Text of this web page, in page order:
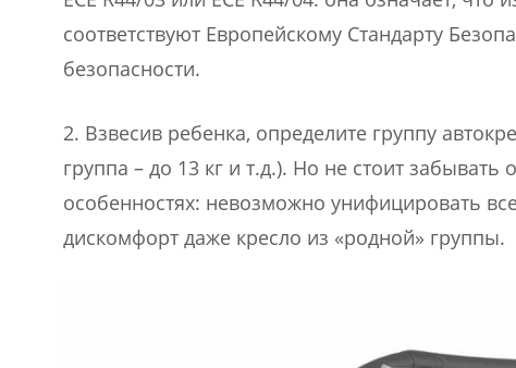
соответствуют Европейскому Стандарту
безопасности.
2. Взвесив ребенка, определите группу
группа – до 13 кг и т.д.). Но не стоит
особенностях: невозможно унифицировать
дискомфорт даже кресло из «родной» группы.